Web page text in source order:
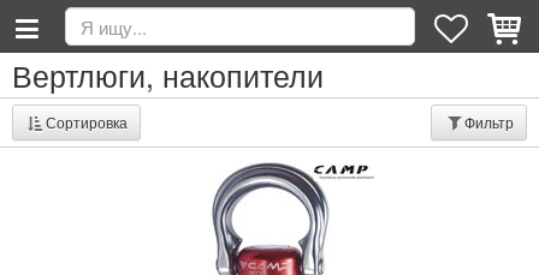
Вертлюги, накопители
Сортировка Фильтр